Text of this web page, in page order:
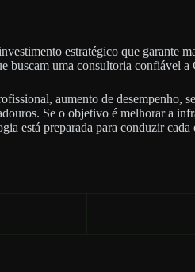
estratégico que garante
buscam uma consultoria confiável
aumento de desempenho,
Se o objetivo é melhorar a
está preparada para conduzir cada